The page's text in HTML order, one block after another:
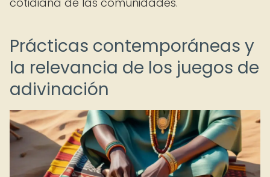
Prácticas contemporáneas y
la relevancia de los juegos de
adivinación